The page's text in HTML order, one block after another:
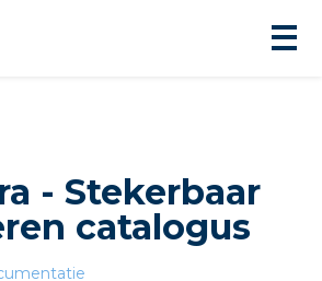
- Stekerbaar
catalogus